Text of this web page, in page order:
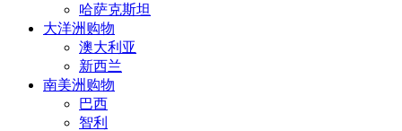
哈萨克斯坦
大洋洲购物
澳大利亚
新西兰
南美洲购物
巴西
智利